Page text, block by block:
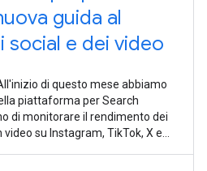
guida al
social e dei video
di questo mese abbiamo
piattaforma per Search
di monitorare il rendimento dei
su Instagram, TikTok, X e